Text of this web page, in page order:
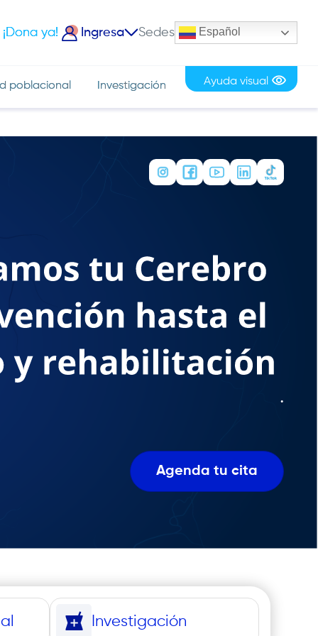
¡Dona ya! Ingresa Sedes Español
poblacional Investigación Ayuda visual
.
Agenda tu cita
Investigación